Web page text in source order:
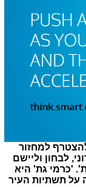
למחזור
לבחון וליישם
'כרמי גת' היא
על תשתיות העיר